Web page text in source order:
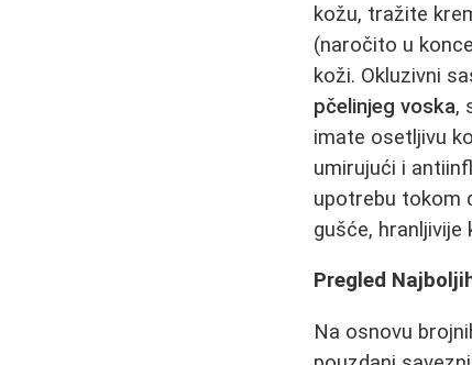
kožu, tražite
(naročito u
koži. Okluzivni
pčelinjeg voska,
imate osetljivu
umirujući i
upotrebu tokom
gušće, hranljivije
Pregled
Na osnovu